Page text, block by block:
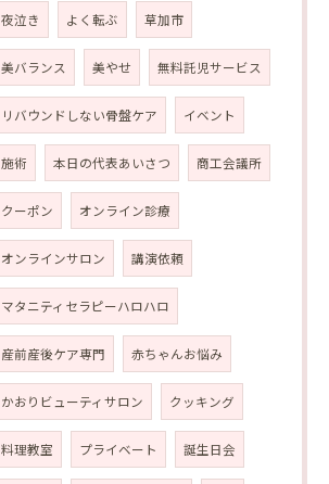
夜泣き よく転ぶ 草加市
美バランス 美やせ 無料託児サービス
リバウンドしない骨盤ケア イベント
施術 本日の代表あいさつ 商工会議所
クーポン オンライン診療
オンラインサロン 講演依頼
マタニティセラピーハロハロ
産前産後ケア専門 赤ちゃんお悩み
かおりビューティサロン クッキング
料理教室 プライベート 誕生日会